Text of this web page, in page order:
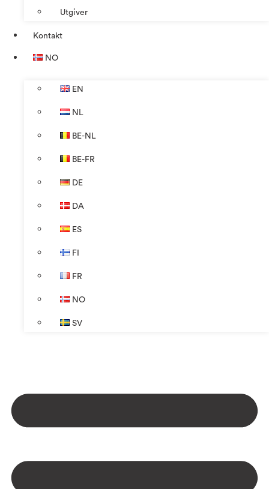
Utgiver
Kontakt
NO
EN
NL
BE-NL
BE-FR
DE
DA
ES
FI
FR
NO
SV